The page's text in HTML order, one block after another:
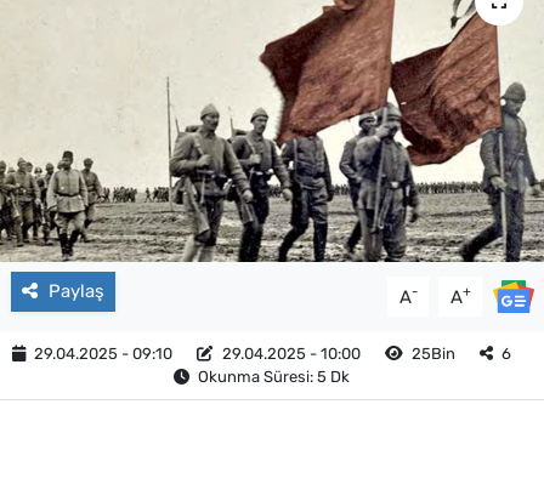
Paylaş A- A+
29.04.2025 - 09:10 29.04.2025 - 10:00 25Bin
6
Okunma Süresi: 5 Dk